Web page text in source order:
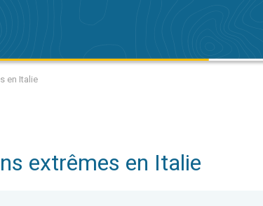
en Italie
extrêmes en Italie